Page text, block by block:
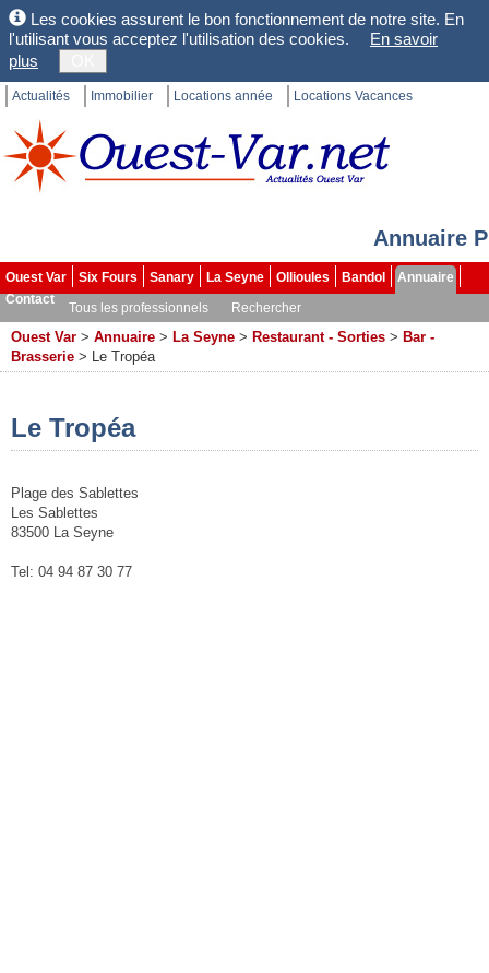
Les cookies assurent le bon fonctionnement de notre site. En
l'utilisant vous acceptez l'utilisation des cookies.
En savoir
plus
Actualités Immobilier Locations année Locations Vacances
Annuaire
Ouest Var Six Fours Sanary La Seyne Ollioules Bandol
Annuaire
Contact
Tous les professionnels Rechercher
Ouest Var > Annuaire > La Seyne > Restaurant - Sorties > Bar -
Brasserie > Le Tropéa
Le Tropéa
Plage des Sablettes
Les Sablettes
83500 La Seyne
Tel: 04 94 87 30 77